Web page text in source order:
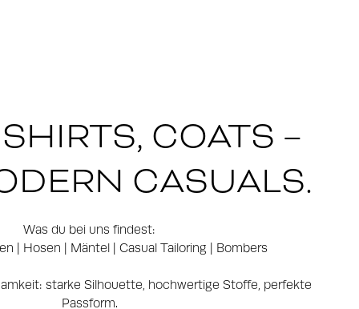
COATS –
CASUALS.
Was du bei uns findest:
| Hosen | Mäntel | Casual Tailoring | Bombers
starke Silhouette, hochwertige Stoffe, perfekte
Passform.